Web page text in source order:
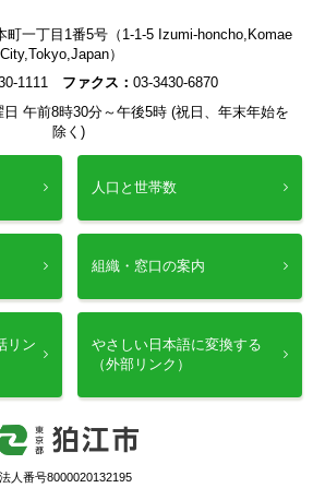
町一丁目1番5号（1-1-5 Izumi-honcho,Komae
City,Tokyo,Japan）
1111 ファクス： 03-3430-6870
日 午前8時30分～午後5時 (祝日、年末年始を
除く)
人口と世帯数
組織・窓口の案内
リン
やさしい日本語に変換する
（外部リンク）
法人番号8000020132195